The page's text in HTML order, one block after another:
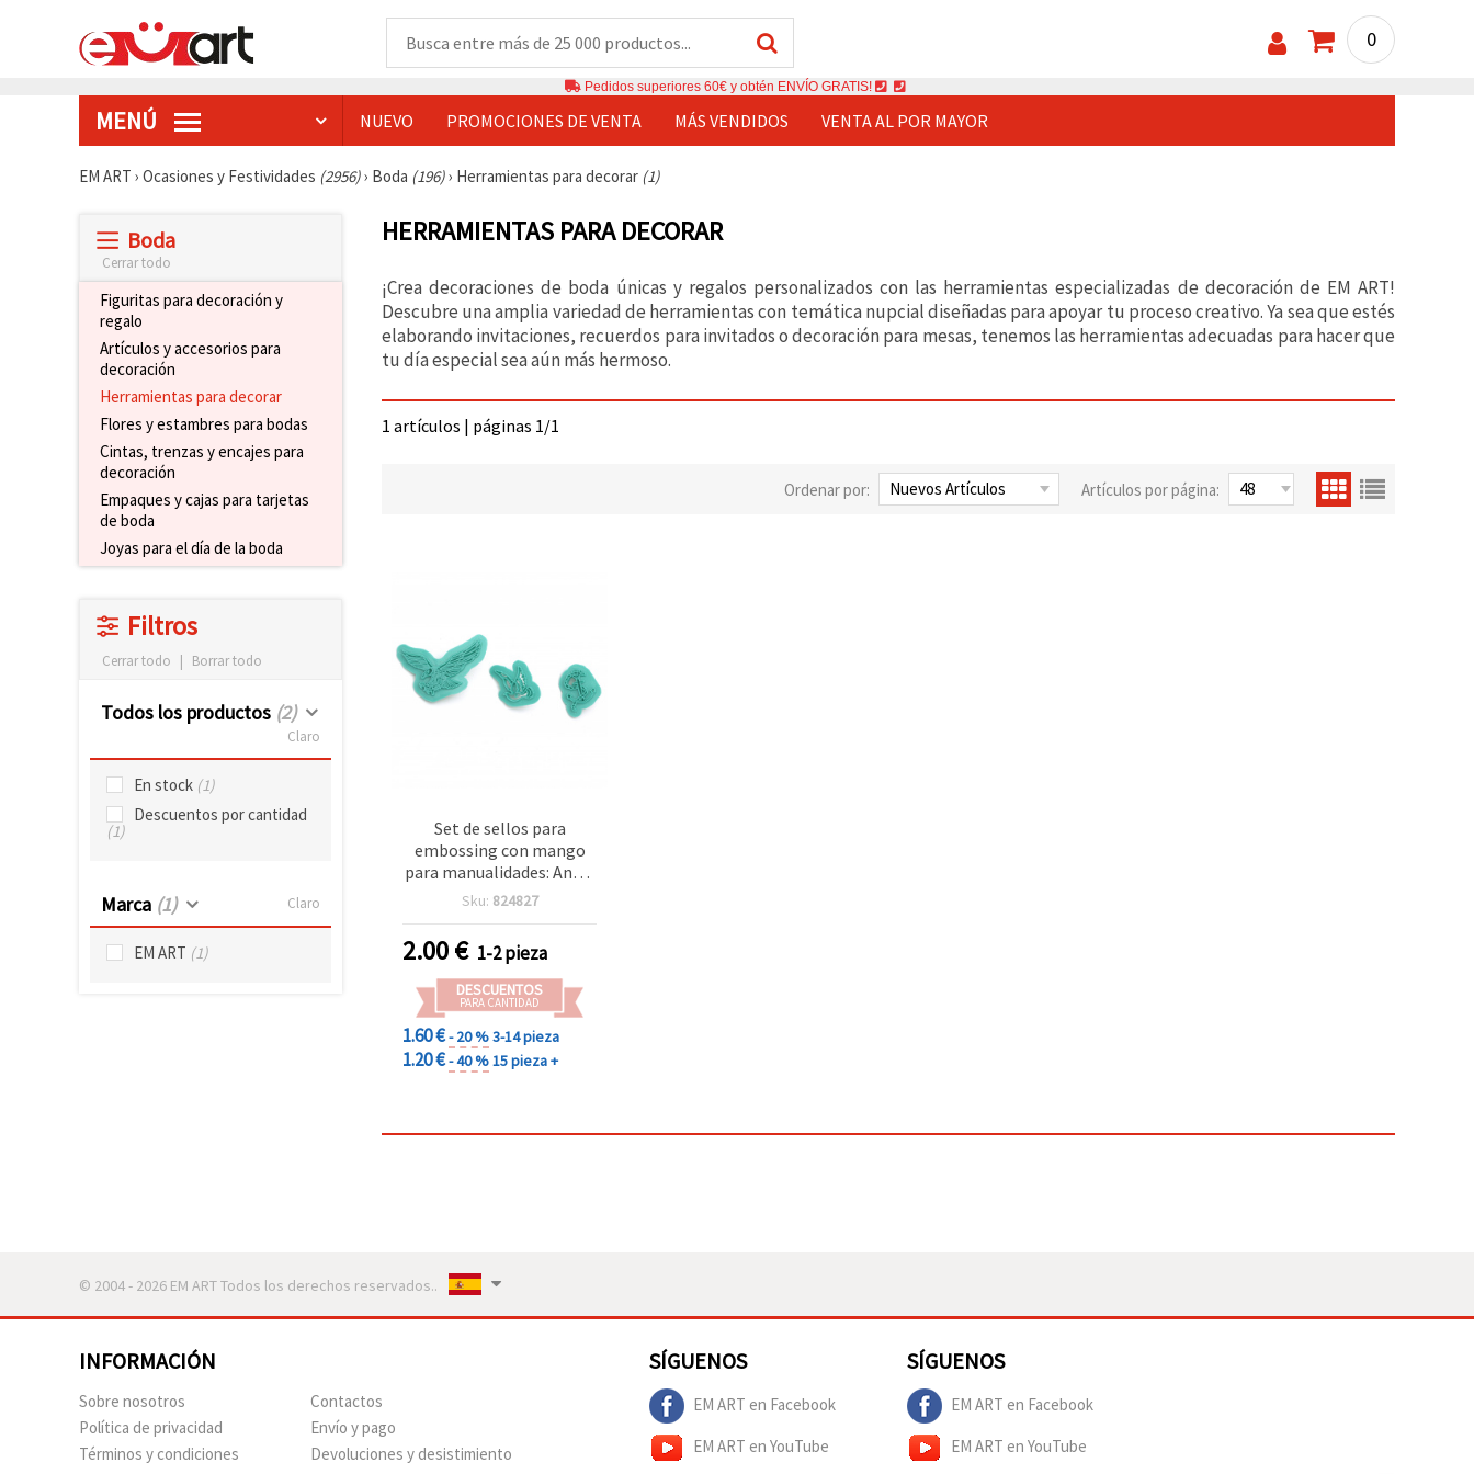
0
Pedidos superiores 60€ y obtén ENVÍO GRATIS!
MENÚ NUEVO PROMOCIONES DE VENTA MÁS VENDIDOS VENTA AL POR MAYOR
EM ART › Ocasiones y Festividades (2956)› Boda (196)› Herramientas para decorar (1)
Boda
Cerrar todo
Figuritas para decoración y
regalo
Artículos y accesorios para
decoración
Herramientas para decorar
Flores y estambres para bodas
Cintas, trenzas y encajes para
decoración
Empaques y cajas para tarjetas
de boda
Joyas para el día de la boda
Filtros
Cerrar todo | Borrar todo
Todos los productos (2)
Claro
En stock (1)
Descuentos por cantidad
(1)
Marca (1) Claro
EM ART (1)
HERRAMIENTAS PARA DECORAR
¡Crea decoraciones de boda únicas y regalos personalizados con las herramientas especializadas de decoración de EM ART!
Descubre una amplia variedad de herramientas con temática nupcial diseñadas para apoyar tu proceso creativo. Ya sea que estés
elaborando invitaciones, recuerdos para invitados o decoración para mesas, tenemos las herramientas adecuadas para hacer que
tu día especial sea aún más hermoso.
1 artículos | páginas 1/1
Ordenar por: Artículos por página:
Set de sellos para
embossing con mango
para manualidades: Ancla
49 x 34 mm, Paloma 40 x
Sku: 824827
2.00€ 1-2 pieza
DESCUENTOS
PARA CANTIDAD
1.60 €- 20 %3-14 pieza
1.20 €- 40 %15 pieza +
© 2004 - 2026 EM ART Todos los derechos reservados..
INFORMACIÓN
Sobre nosotros
Política de privacidad
Términos y condiciones
Contactos
Envío y pago
Devoluciones y desistimiento
SÍGUENOS
EM ART en Facebook
EM ART en YouTube
SÍGUENOS
EM ART en Facebook
EM ART en YouTube